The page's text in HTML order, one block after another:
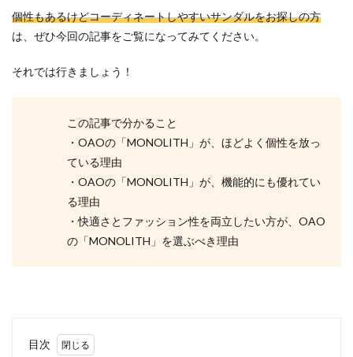
個性もあるけどコーディネートしやすいサンダルをお探しの方
は、ぜひ今回の記事をご覧になってみてください。
それでは行きましょう！
この記事で分かること
・OAOの「MONOLITH」が、ほどよく個性を放っ
ている理由
・OAOの「MONOLITH」が、機能的にも優れてい
る理由
・快適さとファッション性を両立したい方が、OAO
の「MONOLITH」を選ぶべき理由
目次